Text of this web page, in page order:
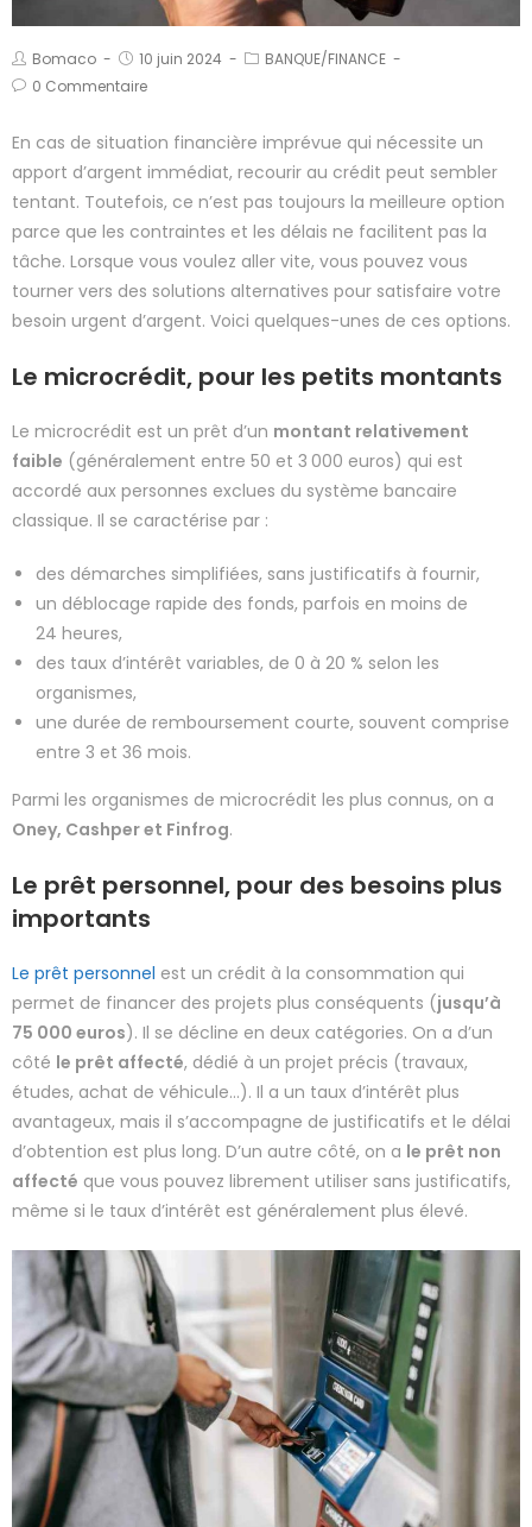
Bomaco 10 juin 2024
BANQUE/FINANCE
0 Commentaire
En cas de situation financière imprévue qui nécessite un
apport d’argent immédiat, recourir au crédit peut sembler
tentant. Toutefois, ce n’est pas toujours la meilleure option
parce que les contraintes et les délais ne facilitent pas la
tâche. Lorsque vous voulez aller vite, vous pouvez vous
tourner vers des solutions alternatives pour satisfaire votre
besoin urgent d’argent. Voici quelques-unes de ces options.
Le microcrédit, pour les petits montants
Le microcrédit est un prêt d’un montant relativement
faible (généralement entre 50 et 3 000 euros) qui est
accordé aux personnes exclues du système bancaire
classique. Il se caractérise par :
des démarches simplifiées, sans justificatifs à fournir,
un déblocage rapide des fonds, parfois en moins de
24 heures,
des taux d’intérêt variables, de 0 à 20 % selon les
organismes,
une durée de remboursement courte, souvent comprise
entre 3 et 36 mois.
Parmi les organismes de microcrédit les plus connus, on a
Oney, Cashper et Finfrog.
Le prêt personnel, pour des besoins plus
importants
Le prêt personnel est un crédit à la consommation qui
permet de financer des projets plus conséquents (jusqu’à
75 000 euros). Il se décline en deux catégories. On a d’un
côté le prêt affecté, dédié à un projet précis (travaux,
études, achat de véhicule…). Il a un taux d’intérêt plus
avantageux, mais il s’accompagne de justificatifs et le délai
d’obtention est plus long. D’un autre côté, on a le prêt non
affecté que vous pouvez librement utiliser sans justificatifs,
même si le taux d’intérêt est généralement plus élevé.